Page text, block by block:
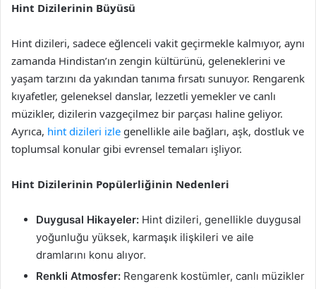
Hint Dizilerinin Büyüsü
Hint dizileri, sadece eğlenceli vakit geçirmekle kalmıyor, aynı
zamanda Hindistan’ın zengin kültürünü, geleneklerini ve
yaşam tarzını da yakından tanıma fırsatı sunuyor. Rengarenk
kıyafetler, geleneksel danslar, lezzetli yemekler ve canlı
müzikler, dizilerin vazgeçilmez bir parçası haline geliyor.
Ayrıca, hint dizileri izle genellikle aile bağları, aşk, dostluk ve
toplumsal konular gibi evrensel temaları işliyor.
Hint Dizilerinin Popülerliğinin Nedenleri
Duygusal Hikayeler: Hint dizileri, genellikle duygusal
yoğunluğu yüksek, karmaşık ilişkileri ve aile
dramlarını konu alıyor.
Renkli Atmosfer: Rengarenk kostümler, canlı müzikler